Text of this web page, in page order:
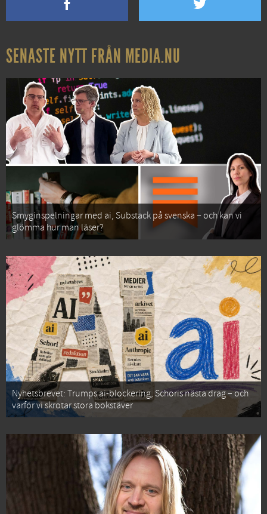
SENASTE NYTT FRÅN MEDIA.NU
Smyginspelningar med ai, Substack på svenska – och kan vi
glömma hur man läser?
Nyhetsbrevet: Trumps ai-blockering, Schoris nästa drag – och
varför vi skrotar stora bokstäver